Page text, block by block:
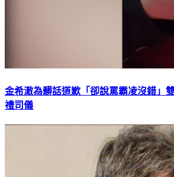
金希澈為髒話道歉「卻說罵霸凌沒錯」
禮司儀